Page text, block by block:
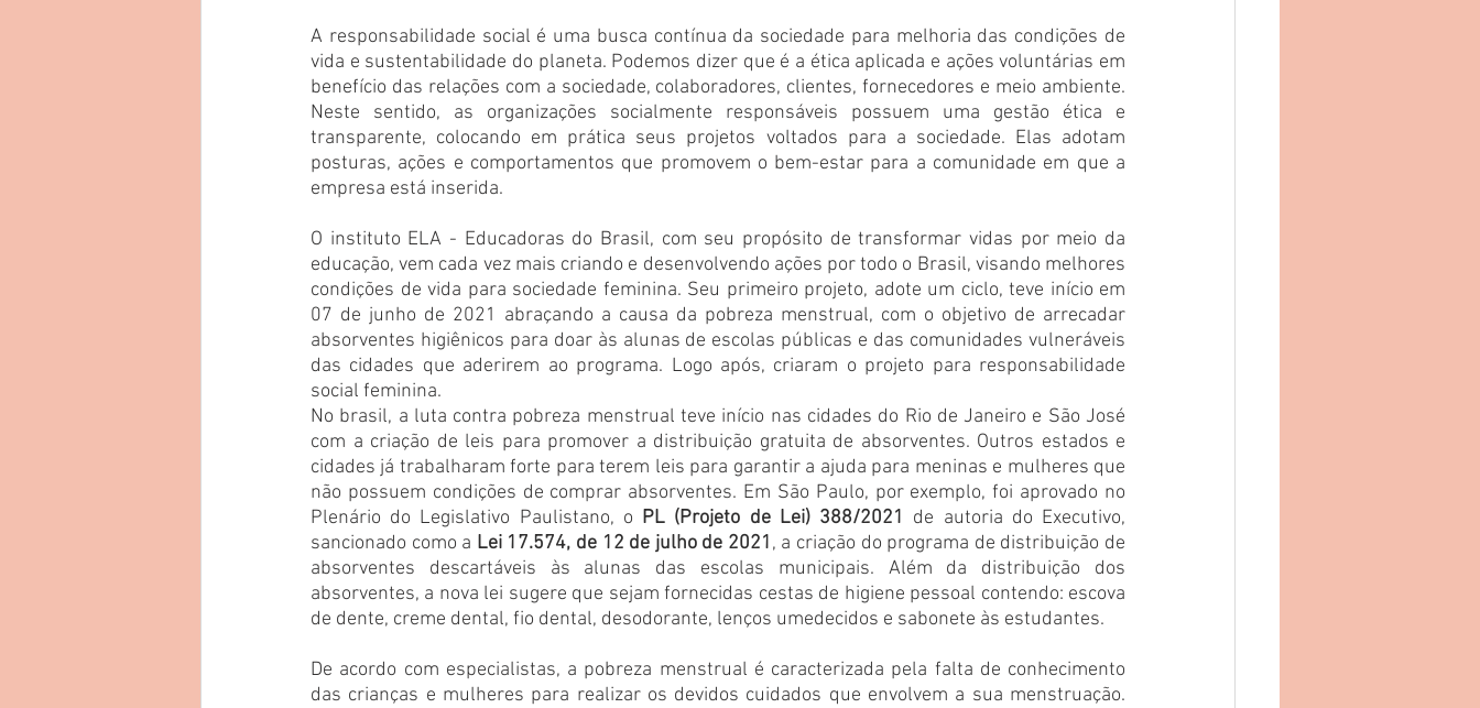
A responsabilidade social é uma busca contínua da sociedade para melhoria das condições de
vida e sustentabilidade do planeta. Podemos dizer que é a ética aplicada e ações voluntárias em
benefício das relações com a sociedade, colaboradores, clientes, fornecedores e meio ambiente.
Neste sentido, as organizações socialmente responsáveis possuem uma gestão ética e
transparente, colocando em prática seus projetos voltados para a sociedade. Elas adotam
posturas, ações e comportamentos que promovem o bem-estar para a comunidade em que a
empresa está inserida.
O instituto ELA - Educadoras do Brasil, com seu propósito de transformar vidas por meio da
educação, vem cada vez mais criando e desenvolvendo ações por todo o Brasil, visando melhores
condições de vida para sociedade feminina. Seu primeiro projeto, adote um ciclo, teve início em
07 de junho de 2021 abraçando a causa da pobreza menstrual, com o objetivo de arrecadar
absorventes higiênicos para doar às alunas de escolas públicas e das comunidades vulneráveis
das cidades que aderirem ao programa. Logo após, criaram o projeto para responsabilidade
social feminina.
No brasil, a luta contra pobreza menstrual teve início nas cidades do Rio de Janeiro e São José
com a criação de leis para promover a distribuição gratuita de absorventes. Outros estados e
cidades já trabalharam forte para terem leis para garantir a ajuda para meninas e mulheres que
não possuem condições de comprar absorventes. Em São Paulo, por exemplo, foi aprovado no
Plenário do Legislativo Paulistano, o PL (Projeto de Lei) 388/2021 de autoria do Executivo,
sancionado como a Lei 17.574, de 12 de julho de 2021, a criação do programa de distribuição de
absorventes descartáveis às alunas das escolas municipais. Além da distribuição dos
absorventes, a nova lei sugere que sejam fornecidas cestas de higiene pessoal contendo: escova
de dente, creme dental, fio dental, desodorante, lenços umedecidos e sabonete às estudantes.
De acordo com especialistas, a pobreza menstrual é caracterizada pela falta de conhecimento
das crianças e mulheres para realizar os devidos cuidados que envolvem a sua menstruação.